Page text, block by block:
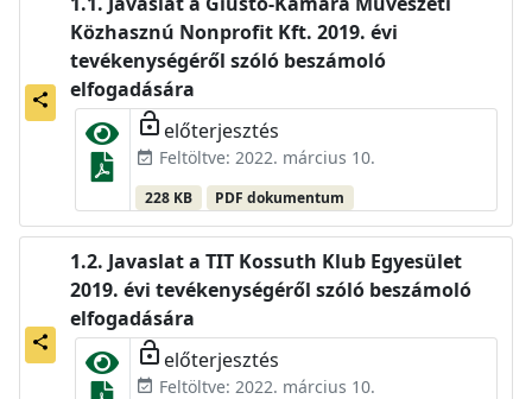
share
Közhasznú Nonprofit Kft. 2019. évi
tevékenységéről szóló beszámoló
elfogadására
lock_open előterjesztés
event_available Feltöltve: 2022. március 10.
228 KB PDF dokumentum
share
Javaslat a TIT Kossuth Klub Egyesület
2019. évi tevékenységéről szóló beszámoló
elfogadására
lock_open előterjesztés
event_available Feltöltve: 2022. március 10.